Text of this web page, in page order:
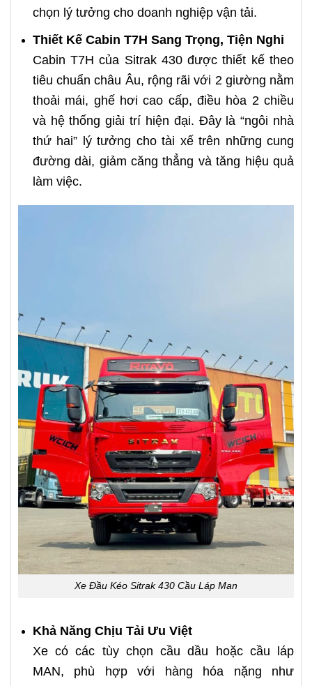
chọn lý tưởng cho doanh nghiệp vận tải.
Thiết Kế Cabin T7H Sang Trọng, Tiện Nghi
Cabin T7H của Sitrak 430 được thiết kế theo
tiêu chuẩn châu Âu, rộng rãi với 2 giường nằm
thoải mái, ghế hơi cao cấp, điều hòa 2 chiều
và hệ thống giải trí hiện đại. Đây là “ngôi nhà
thứ hai” lý tưởng cho tài xế trên những cung
đường dài, giảm căng thẳng và tăng hiệu quả
làm việc.
Xe Đầu Kéo Sitrak 430 Cầu Láp Man
Khả Năng Chịu Tải Ưu Việt
Xe có các tùy chọn cầu dầu hoặc cầu láp
MAN, phù hợp với hàng hóa nặng như